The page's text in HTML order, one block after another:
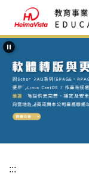
到
主
要
內
容
區
:::